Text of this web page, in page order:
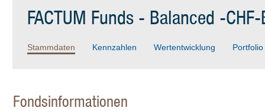
FACTUM Funds - Balanced -
Stammdaten Kennzahlen Wertentwicklung Portfolio
Fondsinformationen